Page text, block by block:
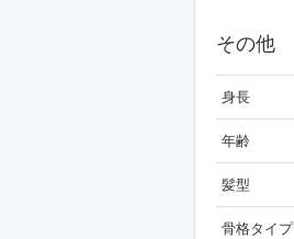
その他
身長
年齢
髪型
骨格タイプ